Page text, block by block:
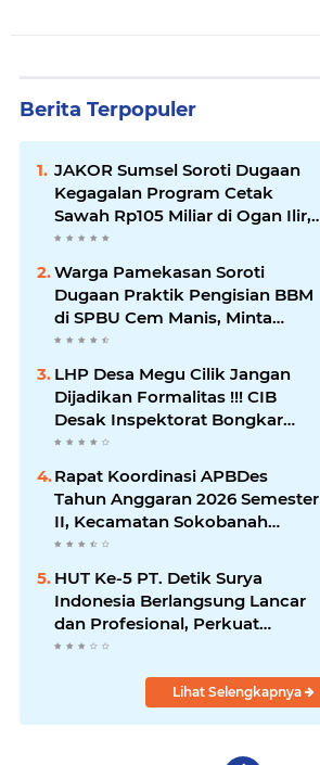
Berita Terpopuler
JAKOR Sumsel Soroti Dugaan
Kegagalan Program Cetak
Sawah Rp105 Miliar di Ogan Ilir,
Desak Kadis Pertanian Mundur
Warga Pamekasan Soroti
Dugaan Praktik Pengisian BBM
di SPBU Cem Manis, Minta
Klarifikasi dan Pengawasan
LHP Desa Megu Cilik Jangan
Dijadikan Formalitas !!! CIB
Desak Inspektorat Bongkar
Seluruh Fakta dan Hentikan
Rapat Koordinasi APBDes
Tahun Anggaran 2026 Semester
II, Kecamatan Sokobanah
Libatkan 12 Desa
HUT Ke-5 PT. Detik Surya
Indonesia Berlangsung Lancar
dan Profesional, Perkuat
Kompetensi Wartawan
Lihat Selengkapnya